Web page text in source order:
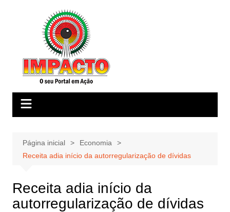
Página inicial
Economia
Receita adia início da autorregularização de dívidas
Receita adia início da
autorregularização de dívidas